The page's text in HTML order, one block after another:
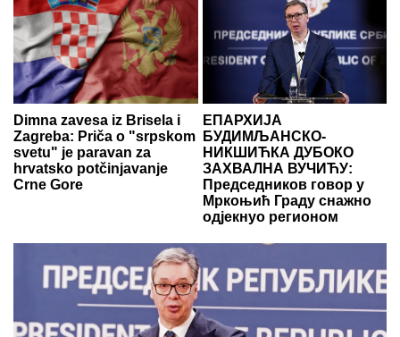
Dimna zavesa iz Brisela i
Zagreba: Priča o "srpskom
svetu" je paravan za
hrvatsko potčinjavanje
Crne Gore
ЕПАРХИЈА
БУДИМЉАНСКО-
НИКШИЋКА ДУБОКО
ЗАХВАЛНА ВУЧИЋУ:
Председников говор у
Мркоњић Граду снажно
одјекнуо регионом